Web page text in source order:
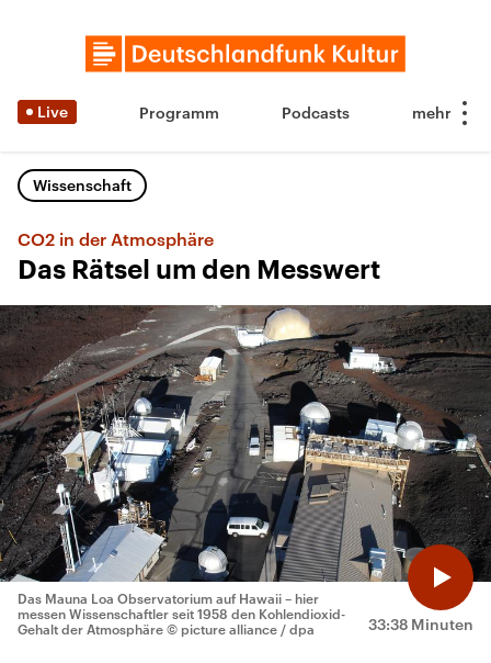
Live Programm Podcasts
Wissenschaft
CO2 in der Atmosphäre
Das Rätsel um den Messwert
33:38 Minuten
Das Mauna Loa Observatorium auf Hawaii – hier
messen Wissenschaftler seit 1958 den Kohlendioxid-
Gehalt der Atmosphäre © picture alliance / dpa